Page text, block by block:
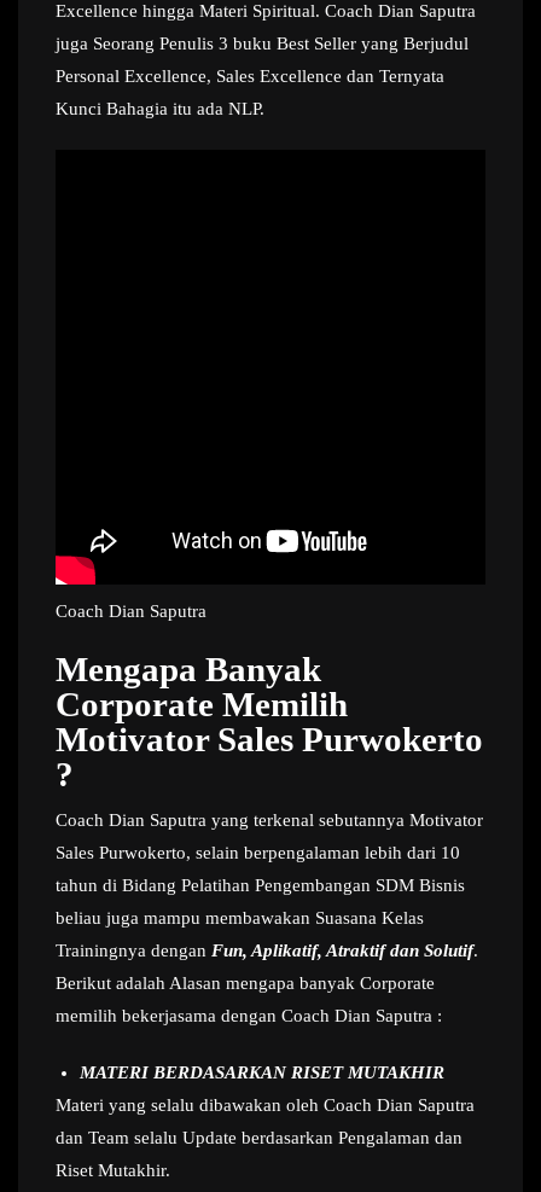
Excellence hingga Materi Spiritual. Coach Dian Saputra
juga Seorang Penulis 3 buku Best Seller yang Berjudul
Personal Excellence, Sales Excellence dan Ternyata
Kunci Bahagia itu ada NLP.
Coach Dian Saputra
Mengapa Banyak
Corporate Memilih
Motivator Sales Purwokerto
?
Coach Dian Saputra yang terkenal sebutannya Motivator
Sales Purwokerto, selain berpengalaman lebih dari 10
tahun di Bidang Pelatihan Pengembangan SDM Bisnis
beliau juga mampu membawakan Suasana Kelas
Trainingnya dengan Fun, Aplikatif, Atraktif dan Solutif.
Berikut adalah Alasan mengapa banyak Corporate
memilih bekerjasama dengan Coach Dian Saputra :
MATERI BERDASARKAN RISET MUTAKHIR
Materi yang selalu dibawakan oleh Coach Dian Saputra
dan Team selalu Update berdasarkan Pengalaman dan
Riset Mutakhir.